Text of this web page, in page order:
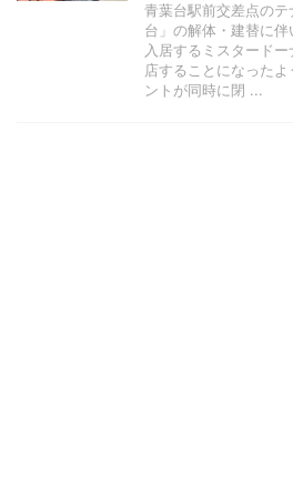
青葉台駅前交差点の
台」の解体・建替に
入居するミスタード
店することになった
ントが同時に閉 ...